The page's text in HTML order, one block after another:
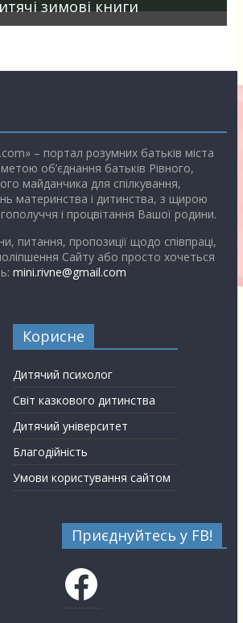
зимові книги
– портал розумних батьків міста
об’єднання батьків Рівного,
майданчика для спілкування,
материнства і дитинства, з щирою
і процвітання Вашої родини.
питання, пропозиції щодо співпраці,
Сайту або просто хочеться
mini.rivne@gmail.com
Корисне
Дитячий психолог
Світ казкового дитинства
Дитячий університет
Благодійність
Умови користування сайтом
Приєднуйтесь у FB!
Facebook